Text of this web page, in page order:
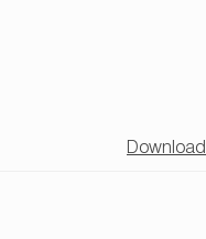
Download